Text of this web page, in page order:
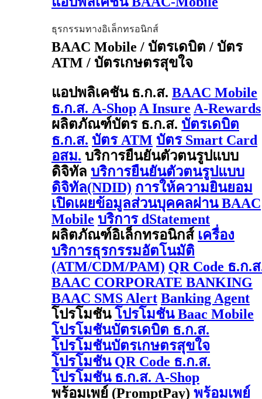
ธุรกรรมทางอิเล็กทรอนิกส์
BAAC Mobile / บัตรเดบิต / บัตร
ATM / บัตรเกษตรสุขใจ
แอปพลิเคชัน ธ.ก.ส. BAAC Mobile
ธ.ก.ส. A-Shop A Insure A-Rewards
ผลิตภัณฑ์บัตร ธ.ก.ส. บัตรเดบิต
ธ.ก.ส. บัตร ATM บัตร Smart Card
อสม. บริการยืนยันตัวตนรูปแบบ
ดิจิทัล บริการยืนยันตัวตนรูปแบบ
ดิจิทัล(NDID) การให้ความยินยอม
เปิดเผยข้อมูลส่วนบุคคลผ่าน BAAC
Mobile บริการ dStatement
ผลิตภัณฑ์อิเล็กทรอนิกส์ เครื่อง
บริการธุรกรรมอัตโนมัติ
(ATM/CDM/PAM) QR Code ธ.ก.
BAAC CORPORATE BANKING
BAAC SMS Alert Banking Agent
โปรโมชัน โปรโมชัน Baac Mobile
โปรโมชันบัตรเดบิต ธ.ก.ส.
โปรโมชันบัตรเกษตรสุขใจ
โปรโมชัน QR Code ธ.ก.ส.
โปรโมชัน ธ.ก.ส. A-Shop
พร้อมเพย์ (PromptPay) พร้อมเพย์